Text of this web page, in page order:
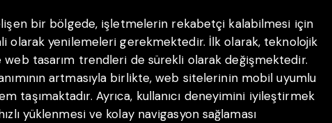
bir bölgede, işletmelerin rekabetçi kalabilmesi için
olarak yenilemeleri gerekmektedir. İlk olarak, teknolojik
tasarım trendleri de sürekli olarak değişmektedir.
artmasıyla birlikte, web sitelerinin mobil uyumlu
taşımaktadır. Ayrıca, kullanıcı deneyimini iyileştirmek
yüklenmesi ve kolay navigasyon sağlaması